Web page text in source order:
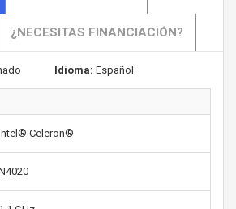
¿NECESITAS FINANCIACIÓN?
Idioma: Español
Celeron®